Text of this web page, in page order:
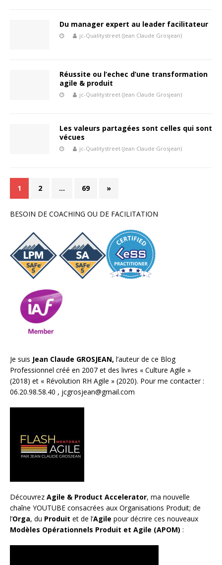
Du manager expert au leader facilitateur
jc-Qualitystreet (Jean Claude Grosjean)
Réussite ou l’echec d’une transformation
agile & produit
jc-Qualitystreet (Jean Claude Grosjean)
Les valeurs partagées sont celles qui sont
vécues
jc-Qualitystreet (Jean Claude Grosjean)
1 2 … 69 »
BESOIN DE COACHING OU DE FACILITATION
Je suis Jean Claude GROSJEAN, l’auteur de ce Blog
Professionnel créé en 2007 et des livres « Culture Agile »
(2018) et « Révolution RH Agile » (2020). Pour me contacter :
06.20.98.58.40 , jcgrosjean@gmail.com
Découvrez Agile & Product Accelerator, ma nouvelle
chaîne YOUTUBE consacrées aux Organisations Produit; de
l’Orga, du Produit et de l’Agile pour décrire ces nouveaux
Modèles Opérationnels Produit et Agile (APOM) :